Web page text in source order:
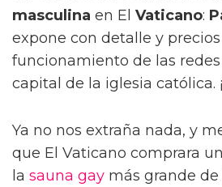
masculina en El Vaticano:
expone con detalle y precios
funcionamiento de las
capital de la iglesia católica.
Ya no nos extraña nada, y
que El Vaticano comprara
la sauna gay más grande de